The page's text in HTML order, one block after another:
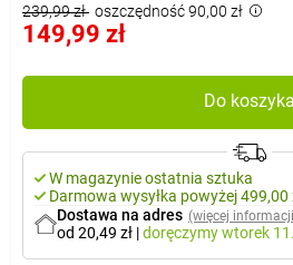
239,99 zł oszczędność 90,00 zł
149,99 zł
Do koszyka
W magazynie ostatnia sztuka
Darmowa wysyłka powyżej 499,00
Dostawa na adres (więcej
od 20,49 zł |doręczymywtorek